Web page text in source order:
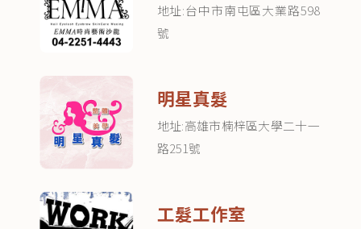
地址:台中市南屯區大業路598
號
明星真髮
地址:高雄市楠梓區大學二十一
路251號
工髮工作室